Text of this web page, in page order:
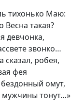
тихонько Маю:
Весна такая?
девчонка,
звонко…
робея,
фея
бездонный омут,
мужчины тонут…»